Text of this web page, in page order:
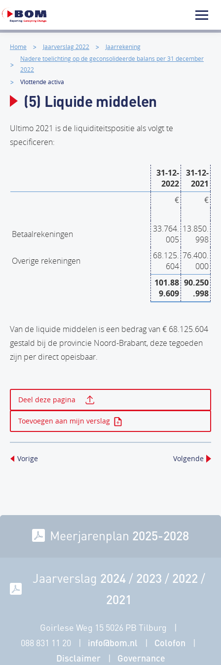
Home Jaarverslag 2022
Jaarrekening
Nadere toelichting op de geconsolideerde balans per 31 december
2022
Vlottende activa
(5) Liquide middelen
Ultimo 2021 is de liquiditeitspositie als volgt te
specificeren:
31-12-
2022
31-12-
2021
€
€
Betaalrekeningen
33.764.
005
13.850.
998
Overige rekeningen
68.125.
604
76.400.
000
101.88
9.609
90.250
.998
Van de liquide middelen is een bedrag van € 68.125.604
gestald bij de provincie Noord-Brabant, deze tegoeden
zijn per direct opeisbaar.
Deel deze pagina
Toevoegen aan mijn verslag
Vorige Volgende
Meerjarenplan 2025-2028
Jaarverslag 2024/ 2023 / 2022 /
2021
Goirlese Weg 15 5026 PB Tilburg
088 831 11 20
info@bom.nl
Colofon
Disclaimer
Governance